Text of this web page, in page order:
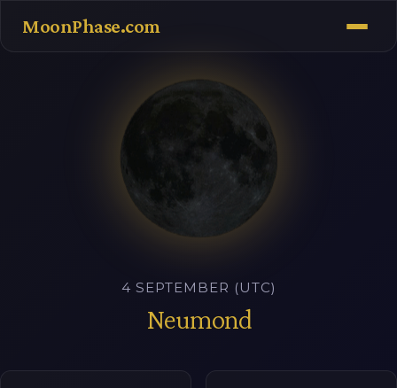
MoonPhase.com
4 SEPTEMBER (UTC)
Neumond